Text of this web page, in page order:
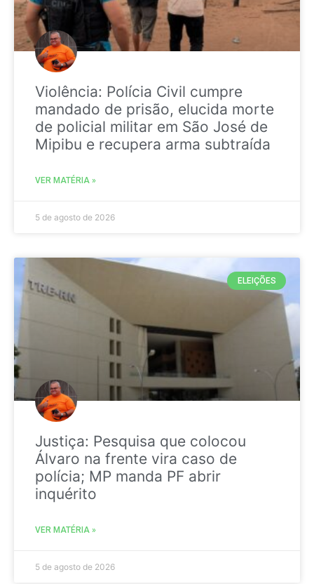
Violência: Polícia Civil cumpre
mandado de prisão, elucida morte
de policial militar em São José de
Mipibu e recupera arma subtraída
VER MATÉRIA »
5 de agosto de 2026
ELEIÇÕES
Justiça: Pesquisa que colocou
Álvaro na frente vira caso de
polícia; MP manda PF abrir
inquérito
VER MATÉRIA »
5 de agosto de 2026